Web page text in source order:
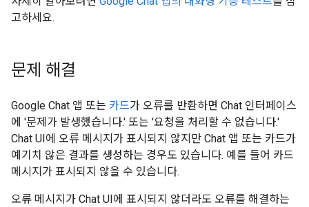
고하세요.
문제 해결
Google Chat 앱 또는 카드가 오류를 반환하면 Chat 인터페이스
에 '문제가 발생했습니다.' 또는 '요청을 처리할 수 없습니다.'
Chat UI에 오류 메시지가 표시되지 않지만 Chat 앱 또는 카드가
예기치 않은 결과를 생성하는 경우도 있습니다. 예를 들어 카드
메시지가 표시되지 않을 수 있습니다.
오류 메시지가 Chat UI에 표시되지 않더라도 오류를 해결하는